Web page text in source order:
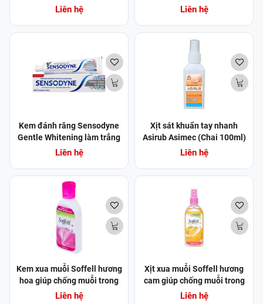
(Chai 1000ml) (Chai)
Liên hệ
suốt 10 giờ (150ml)
Liên hệ
Kem đánh răng Sensodyne
Gentle Whitening làm trắng
răng tự nhiên, bảo vệ răng ê
Liên hệ
Xịt sát khuẩn tay nhanh
Asirub Asimec (Chai 100ml)
(Chai)
Liên hệ
Kem xua muỗi Soffell hương
hoa giúp chống muỗi trong
suốt 10 giờ (60ml)
Liên hệ
Xịt xua muỗi Soffell hương
cam giúp chống muỗi trong
suốt 8 giờ (80ml)
Liên hệ